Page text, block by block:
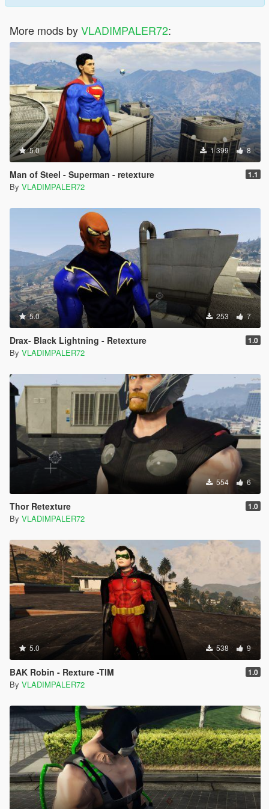
More mods byVLADIMPALER72:
5.0 1 399 8
Man of Steel - Superman - retexture 1.1
By VLADIMPALER72
5.0 253 7
Drax- Black Lightning - Retexture 1.0
By VLADIMPALER72
554 6
Thor Retexture 1.0
By VLADIMPALER72
5.0 538 9
BAK Robin - Rexture -TIM 1.0
By VLADIMPALER72